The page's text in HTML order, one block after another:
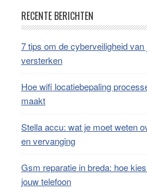
Footer
RECENTE BERICHTEN
7 tips om de cyberveiligheid van
versterken
Hoe wifi locatiebepaling
maakt
Stella accu: wat je moet weten
en vervanging
Gsm reparatie in breda: hoe
jouw telefoon